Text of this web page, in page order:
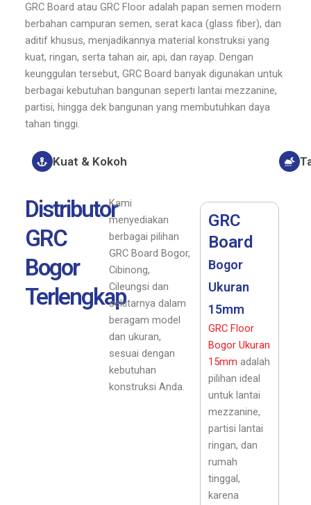
GRC Board atau GRC Floor adalah papan semen modern
berbahan campuran semen, serat kaca (glass fiber), dan
aditif khusus, menjadikannya material konstruksi yang
kuat, ringan, serta tahan air, api, dan rayap. Dengan
keunggulan tersebut, GRC Board banyak digunakan untuk
berbagai kebutuhan bangunan seperti lantai mezzanine,
partisi, hingga dek bangunan yang membutuhkan daya
tahan tinggi.
Kuat & Kokoh
Distributor
GRC
Bogor
Terlengkap
Kami
menyediakan
berbagai pilihan
GRC Board Bogor,
Cibinong,
Cileungsi dan
sekitarnya dalam
beragam model
dan ukuran,
sesuai dengan
kebutuhan
konstruksi Anda.
GRC
Board
Bogor
Ukuran
15mm
GRC Floor
Bogor Ukuran
15mm adalah
pilihan ideal
untuk lantai
mezzanine,
partisi lantai
ringan, dan
rumah
tinggal,
karena